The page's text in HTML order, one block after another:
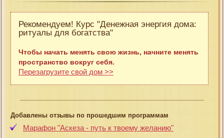
Рекомендуем! Курс "Денежная энергия дома:
ритуалы для богатства"
Чтобы начать менять свою жизнь, начните менять
пространство вокруг себя.
Перезагрузите свой дом >>
Добавлены отзывы по прошедшим программам
Марафон "Аскеза - путь к твоему желанию"